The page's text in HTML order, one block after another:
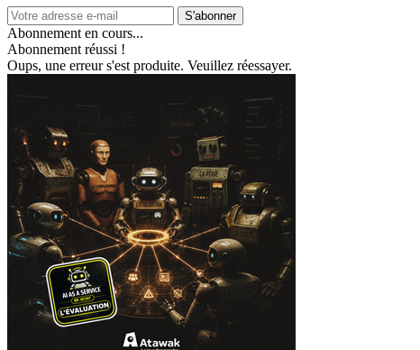
S'abonner
Abonnement en cours...
Abonnement réussi !
Oups, une erreur s'est produite. Veuillez réessayer.